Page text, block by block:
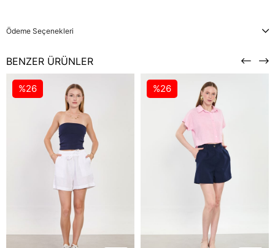
Ödeme Seçenekleri
BENZER ÜRÜNLER
%26 %26